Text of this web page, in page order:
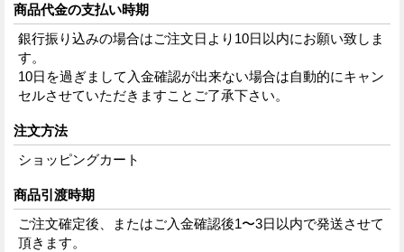
商品代金の支払い時期
銀行振り込みの場合はご注文日より10日以内にお願い致しま
す。
10日を過ぎまして入金確認が出来ない場合は自動的にキャン
セルさせていただきますことご了承下さい。
注文方法
ショッピングカート
商品引渡時期
ご注文確定後、またはご入金確認後1〜3日以内で発送させて
頂きます。